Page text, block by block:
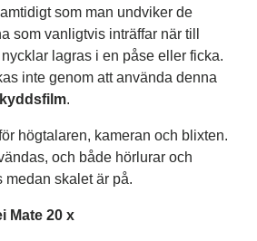
som man undviker de
som vanligtvis inträffar när till
lagras i en påse eller ficka.
inte genom att använda denna
.
högtalaren, kameran och blixten.
och både hörlurar och
medan skalet är på.
Mate 20 x